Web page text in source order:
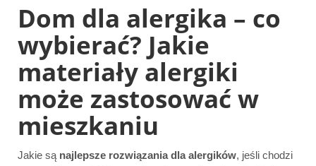
Dom dla alergika – co
wybierać? Jakie
materiały alergiki
może zastosować w
mieszkaniu
Jakie są najlepsze rozwiązania dla alergików, jeśli chodzi